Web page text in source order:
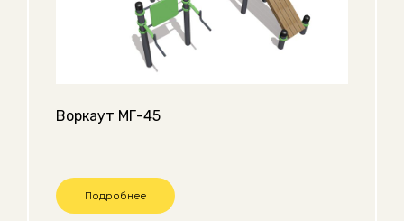
Воркаут МГ-45
Подробнее